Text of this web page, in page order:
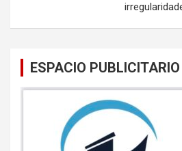
ESPACIO PUBLICITARIO